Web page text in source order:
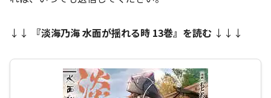
↓↓ 『淡海乃海 水面が揺れる時 13巻』を読む ↓↓↓